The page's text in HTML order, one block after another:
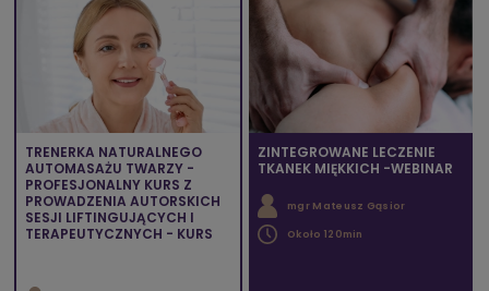
TRENERKA NATURALNEGO
AUTOMASAŻU TWARZY -
PROFESJONALNY KURS Z
PROWADZENIA AUTORSKICH
SESJI LIFTINGUJĄCYCH I
TERAPEUTYCZNYCH - KURS
ZINTEGROWANE LECZENIE
TKANEK MIĘKKICH -WEBINAR
mgr Mateusz Gąsior
Około 120min